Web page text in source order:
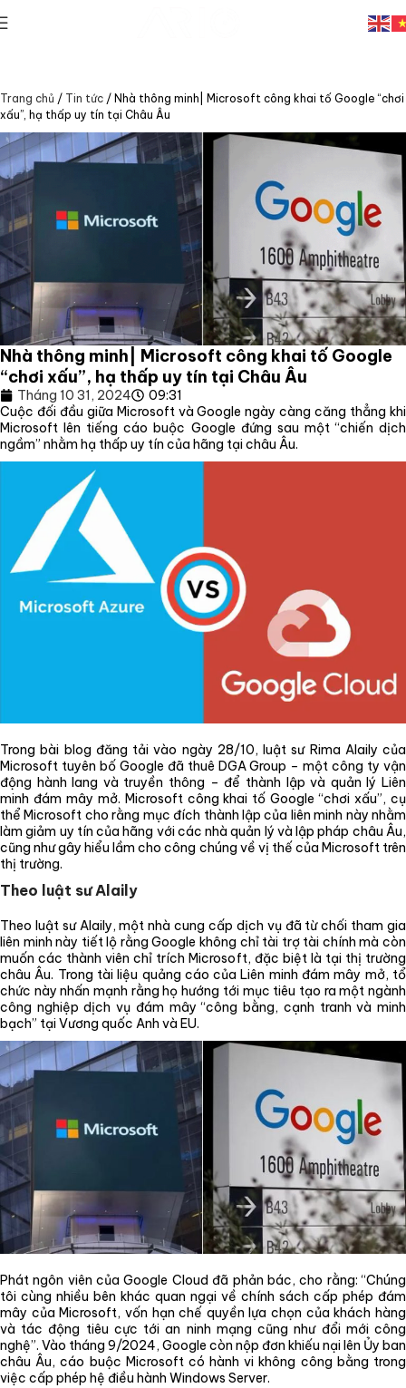
Trang chủ / Tin tức / Nhà thông minh| Microsoft công khai tố Google “chơi
xấu”, hạ thấp uy tín tại Châu Âu
Nhà thông minh| Microsoft công khai tố Google
“chơi xấu”, hạ thấp uy tín tại Châu Âu
Tháng 10 31, 2024
09:31
Cuộc đối đầu giữa Microsoft và Google ngày càng căng thẳng khi
Microsoft lên tiếng cáo buộc Google đứng sau một “chiến dịch
ngầm” nhằm hạ thấp uy tín của hãng tại châu Âu.
Trong bài blog đăng tải vào ngày 28/10, luật sư Rima Alaily của
Microsoft tuyên bố Google đã thuê DGA Group – một công ty vận
động hành lang và truyền thông – để thành lập và quản lý Liên
minh đám mây mở. Microsoft công khai tố Google “chơi xấu”, cụ
thể Microsoft cho rằng mục đích thành lập của liên minh này nhằm
làm giảm uy tín của hãng với các nhà quản lý và lập pháp châu Âu,
cũng như gây hiểu lầm cho công chúng về vị thế của Microsoft trên
thị trường.
Theo luật sư Alaily
Theo luật sư Alaily, một nhà cung cấp dịch vụ đã từ chối tham gia
liên minh này tiết lộ rằng Google không chỉ tài trợ tài chính mà còn
muốn các thành viên chỉ trích Microsoft, đặc biệt là tại thị trường
châu Âu. Trong tài liệu quảng cáo của Liên minh đám mây mở, tổ
chức này nhấn mạnh rằng họ hướng tới mục tiêu tạo ra một ngành
công nghiệp dịch vụ đám mây “công bằng, cạnh tranh và minh
bạch” tại Vương quốc Anh và EU.
Phát ngôn viên của Google Cloud đã phản bác, cho rằng: “Chúng
tôi cùng nhiều bên khác quan ngại về chính sách cấp phép đám
mây của Microsoft, vốn hạn chế quyền lựa chọn của khách hàng
và tác động tiêu cực tới an ninh mạng cũng như đổi mới công
nghệ”. Vào tháng 9/2024, Google còn nộp đơn khiếu nại lên Ủy ban
châu Âu, cáo buộc Microsoft có hành vi không công bằng trong
việc cấp phép hệ điều hành Windows Server.